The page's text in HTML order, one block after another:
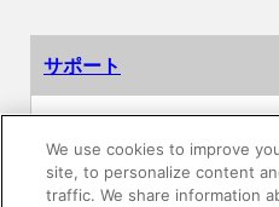
サポート
よくあるご質問
カタログ閲覧・資料請求
We use cookies to improve
site, to personalize content
traffic. We share information